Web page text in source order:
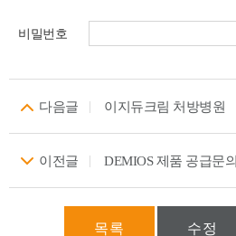
비밀번호
다음글 이지듀크림 처방병원
이전글 DEMIOS 제품 공급문의
목록 수정